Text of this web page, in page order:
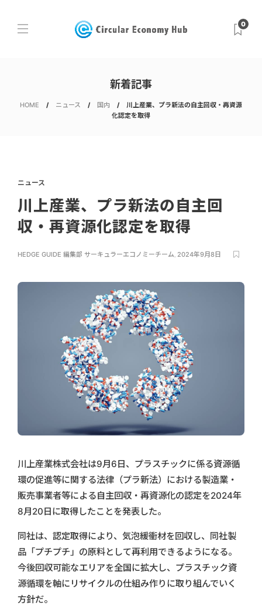
0
新着記事
HOME ニュース 国内
川上産業、プラ新法の自主回収・再資源
化認定を取得
ニュース
川上産業、プラ新法の自主回
収・再資源化認定を取得
HEDGE GUIDE 編集部 サーキュラーエコノミーチーム, 2024年9月8日
川上産業株式会社は9月6日、プラスチックに係る資源循
環の促進等に関する法律（プラ新法）における製造業・
販売事業者等による自主回収・再資源化の認定を2024年
8月20日に取得したことを発表した。
同社は、認定取得により、気泡緩衝材を回収し、同社製
品「プチプチ」の原料として再利用できるようになる。
今後回収可能なエリアを全国に拡大し、プラスチック資
源循環を軸にリサイクルの仕組み作りに取り組んでいく
方針だ。